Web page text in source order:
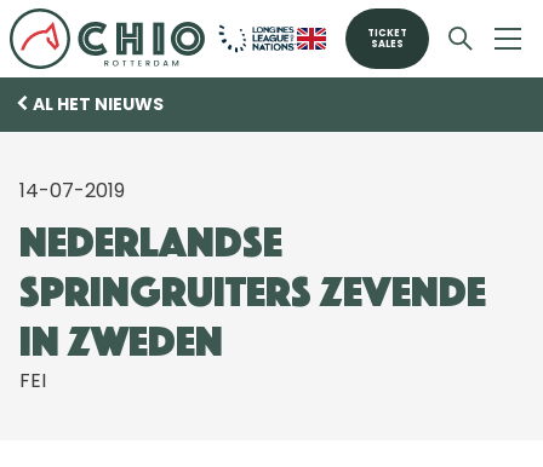
TICKET
SALES
AL HET NIEUWS
14-07-2019
Nederlandse
springruiters zevende
in Zweden
FEI